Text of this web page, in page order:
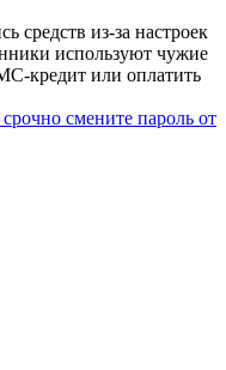
средств из-за настроек
используют чужие
кредит или оплатить